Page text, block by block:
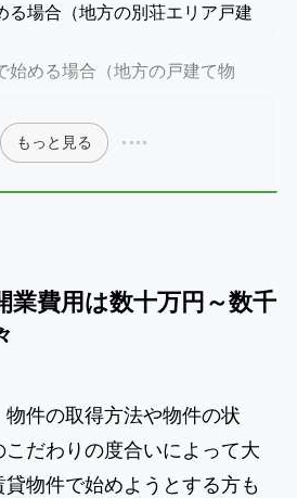
る場合（地方の別荘エリア戸建
始める場合（地方の戸建て物
もっと見る
業費用は数十万円～数千
件の取得方法や物件の状
だわりの度合いによって大
物件で始めようとする方も